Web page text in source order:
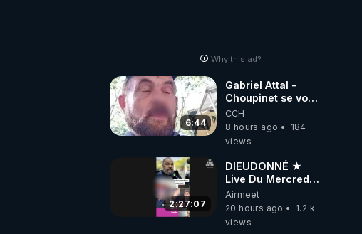
Why this ad?
6:44
Gabriel Attal -
Choupinet se voit
en haut de
l'affiche
CCH
8 hours ago
184
views
2:27:07
DIEUDONNÉ ★
Live Du Mercredi
5 Août 2026
Airmeet
20 hours ago
1.2 k
views